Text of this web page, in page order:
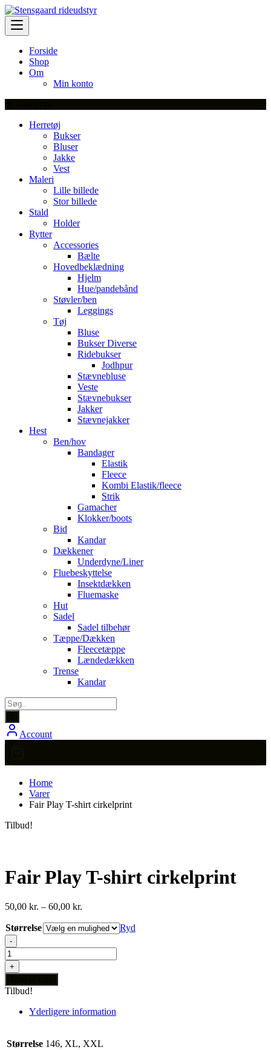
Skip
to
content
Forside
Shop
Om
Min konto
Herretøj
Bukser
Bluser
Jakke
Vest
Maleri
Lille billede
Stor billede
Stald
Holder
Rytter
Accessories
Bælte
Hovedbeklædning
Hjelm
Hue/pandebånd
Støvler/ben
Leggings
Tøj
Bluse
Bukser Diverse
Ridebukser
Jodhpur
Stævnebluse
Veste
Stævnebukser
Jakker
Stævnejakker
Hest
Ben/hov
Bandager
Elastik
Fleece
Kombi Elastik/fleece
Strik
Gamacher
Klokker/boots
Bid
Kandar
Dækkener
Underdyne/Liner
Fluebeskyttelse
Insektdækken
Fluemaske
Hut
Sadel
Sadel tilbehør
Tæppe/Dækken
Fleecetæppe
Lændedækken
Trense
Kandar
Account
Home
Varer
Fair Play T-shirt cirkelprint
Tilbud!
Fair Play T-shirt cirkelprint
50,00 kr. – 60,00 kr.
til
Størrelse Ryd
-
Fair
Play
T-
shirt
cirkelprint
+
Tilbud!
Yderligere information
Størrelse 146, XL, XXL